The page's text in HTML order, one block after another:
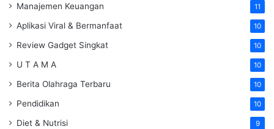
Manajemen Keuangan 11
Aplikasi Viral & Bermanfaat 10
Review Gadget Singkat 10
U T A M A 10
Berita Olahraga Terbaru 10
Pendidikan 10
Diet & Nutrisi 9